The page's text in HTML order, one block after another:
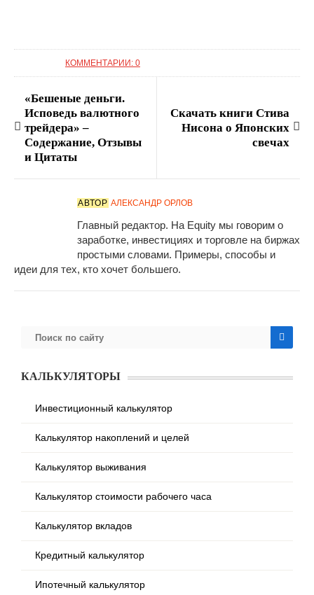
КОММЕНТАРИИ: 0
«Бешеные деньги.
Исповедь валютного
трейдера» –
Содержание, Отзывы
и Цитаты
Скачать книги Стива
Нисона о Японских
свечах
АВТОР АЛЕКСАНДР ОРЛОВ
Главный редактор. На Equity мы говорим о
заработке, инвестициях и торговле на биржах
простыми словами. Примеры, способы и
идеи для тех, кто хочет большего.
КАЛЬКУЛЯТОРЫ
Инвестиционный калькулятор
Калькулятор накоплений и целей
Калькулятор выживания
Калькулятор стоимости рабочего часа
Калькулятор вкладов
Кредитный калькулятор
Ипотечный калькулятор